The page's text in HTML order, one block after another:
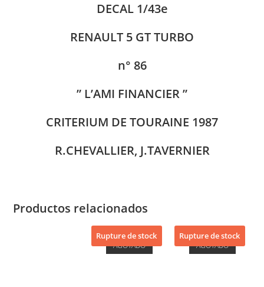
DECAL 1/43e
RENAULT 5 GT TURBO
n° 86
” L’AMI FINANCIER ”
CRITERIUM DE TOURAINE 1987
R.CHEVALLIER, J.TAVERNIER
Productos relacionados
Rupture de stock
AGOTADO
Rupture de stock
AGOTADO